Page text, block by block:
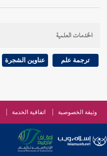
الخدمات العلمية
ترجمة علم عناوين الشجرة
وثيقة الخصوصية اتفاقية الخدمة